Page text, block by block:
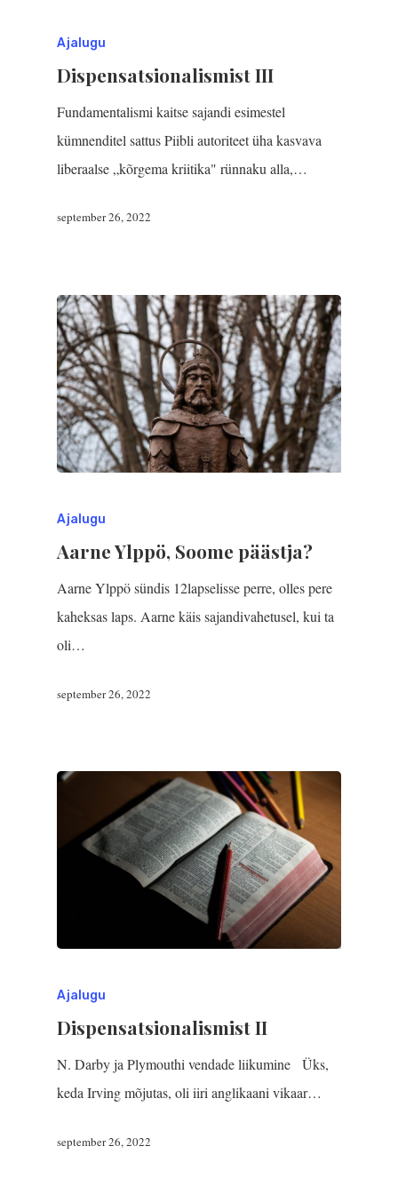
Ajalugu
Dispensatsionalismist III
Fundamentalismi kaitse sajandi esimestel
kümnenditel sattus Piibli autoriteet üha kasvava
liberaalse „kõrgema kriitika" rünnaku alla,…
september 26, 2022
Ajalugu
Aarne Ylppö, Soome päästja?
Aarne Ylppö sündis 12lapselisse perre, olles pere
kaheksas laps. Aarne käis sajandivahetusel, kui ta
oli…
september 26, 2022
Ajalugu
Dispensatsionalismist II
N. Darby ja Plymouthi vendade liikumine Üks,
keda Irving mõjutas, oli iiri anglikaani vikaar…
september 26, 2022